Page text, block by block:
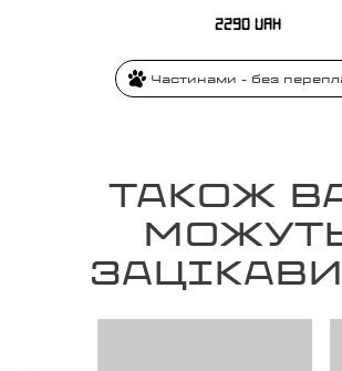
2290 UAH
Частинами - без
ТАКОЖ